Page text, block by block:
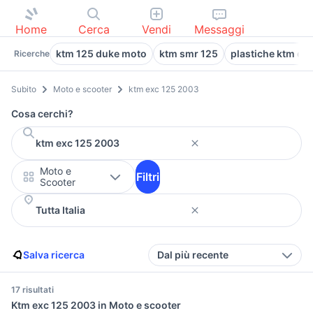
Home Cerca Vendi Messaggi
Ricerche ktm 125 duke moto ktm smr 125 plastiche ktm exc
Subito Moto e scooter ktm exc 125 2003
Cosa cerchi?
Moto e
Scooter
Filtri
Salva ricerca Dal più recente
17 risultati
Ktm exc 125 2003 in Moto e scooter